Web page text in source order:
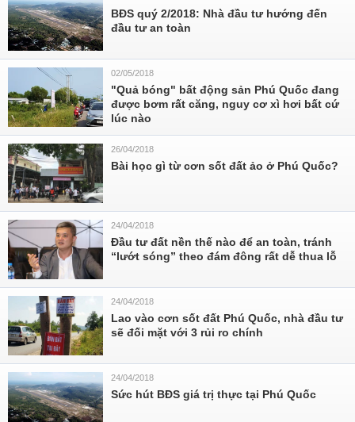
BĐS quý 2/2018: Nhà đầu tư hướng đến
đầu tư an toàn
02/05/2018
"Quả bóng" bất động sản Phú Quốc đang
được bơm rất căng, nguy cơ xì hơi bất cứ
lúc nào
26/04/2018
Bài học gì từ cơn sốt đất ảo ở Phú Quốc?
24/04/2018
Đầu tư đất nền thế nào để an toàn, tránh
“lướt sóng” theo đám đông rất dễ thua lỗ
24/04/2018
Lao vào cơn sốt đất Phú Quốc, nhà đầu tư
sẽ đối mặt với 3 rủi ro chính
24/04/2018
Sức hút BĐS giá trị thực tại Phú Quốc